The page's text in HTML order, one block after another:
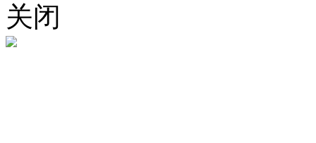
关闭